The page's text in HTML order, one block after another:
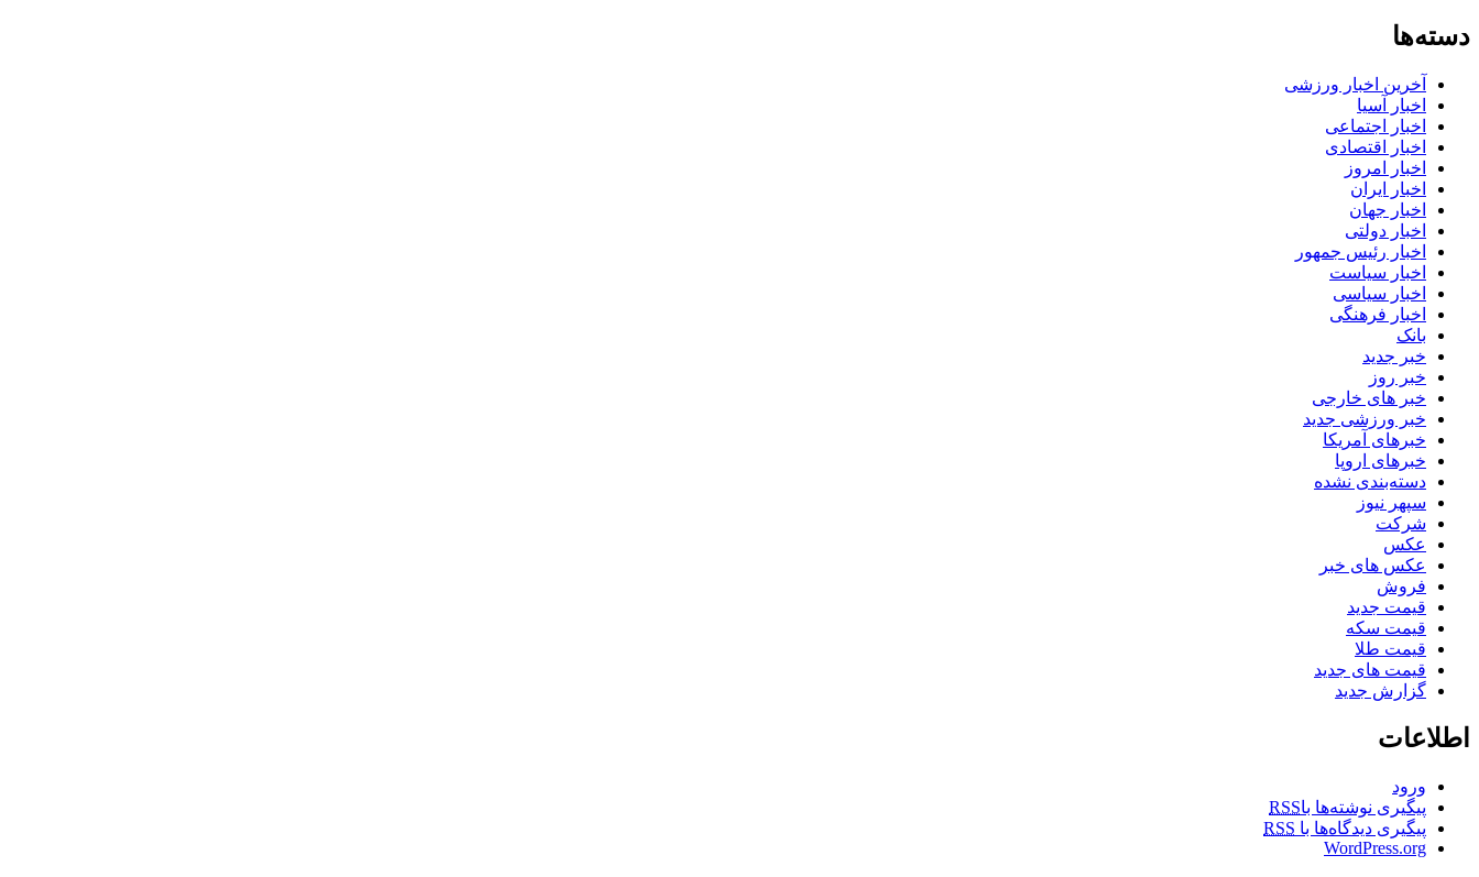
دسته‌ها
آخرین اخبار ورزشی
اخبار آسیا
اخبار اجتماعی
اخبار اقتصادی
اخبار امروز
اخبار ایران
اخبار جهان
اخبار دولتی
اخبار رئیس جمهور
اخبار سیاست
اخبار سیاسی
اخبار فرهنگی
بانک
خبر جدید
خبر روز
خبر های خارجی
خبر ورزشی جدید
خبرهای آمریکا
خبرهای اروپا
دسته‌بندی نشده
سپهر نیوز
شرکت
عکس
عکس های خبر
فروش
قیمت جدید
قیمت سکه
قیمت طلا
قیمت های جدید
گزارش جدید
اطلاعات
ورود
پیگیری نوشته‌ها باRSS
پیگیری دیدگاه‌ها با RSS
WordPress.org